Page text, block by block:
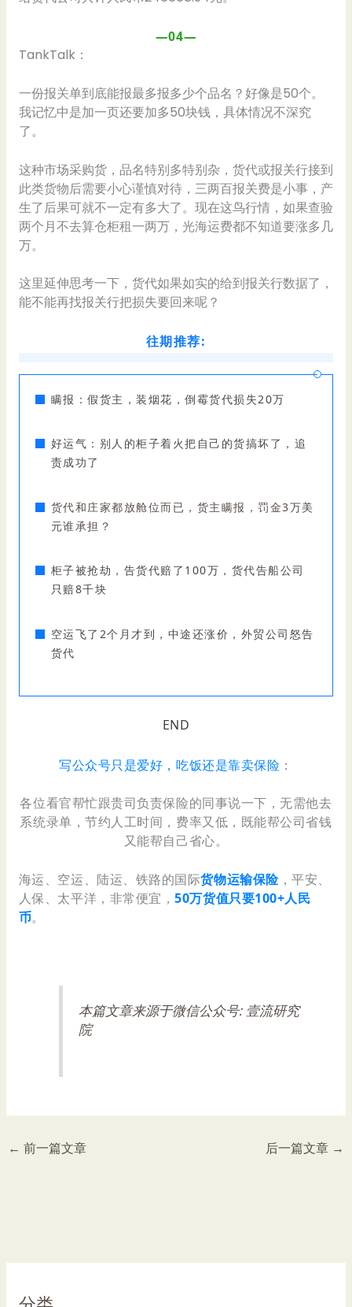
—04—
TankTalk：
一份报关单到底能报最多报多少个品名？好像是50个。
我记忆中是加一页还要加多50块钱，具体情况不深究
了。
这种市场采购货，品名特别多特别杂，货代或报关行接到
此类货物后需要小心谨慎对待，三两百报关费是小事，产
生了后果可就不一定有多大了。现在这鸟行情，如果查验
两个月不去算仓柜租一两万，光海运费都不知道要涨多几
万。
这里延伸思考一下，货代如果如实的给到报关行数据了，
能不能再找报关行把损失要回来呢？
往期推荐:
瞒报：假货主，装烟花，倒霉货代损失20万
好运气：别人的柜子着火把自己的货搞坏了，追
责成功了
货代和庄家都放舱位而已，货主瞒报，罚金3万美
元谁承担？
柜子被抢劫，告货代赔了100万，货代告船公司
只赔8千块
空运飞了2个月才到，中途还涨价，外贸公司怒告
货代
END
写公众号只是爱好，吃饭还是靠卖保险 ：
各位看官帮忙跟贵司负责保险的同事说一下，无需他去
系统录单，节约人工时间，费率又低，既能帮公司省钱
又能帮自己省心。
海运、空运、陆运、铁路的国际货物运输保险，平安、
人保、太平洋，非常便宜，50万货值只要100+人民
币。
本篇文章来源于微信公众号: 壹流研究
院
← 前一篇文章 后一篇文章 →